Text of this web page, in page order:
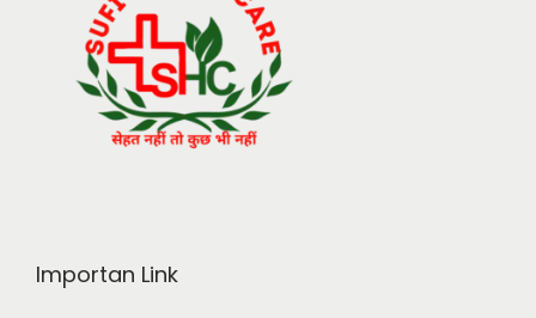
Importan Link